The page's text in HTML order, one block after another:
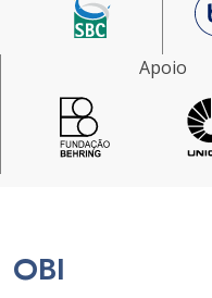
Apoio
OBI